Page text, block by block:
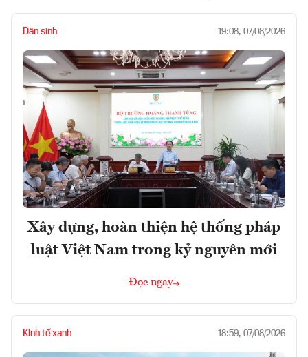
Dân sinh 19:08, 07/08/2026
Xây dựng, hoàn thiện hệ thống pháp
luật Việt Nam trong kỷ nguyên mới
Đọc ngay
Kinh tế xanh 18:59, 07/08/2026